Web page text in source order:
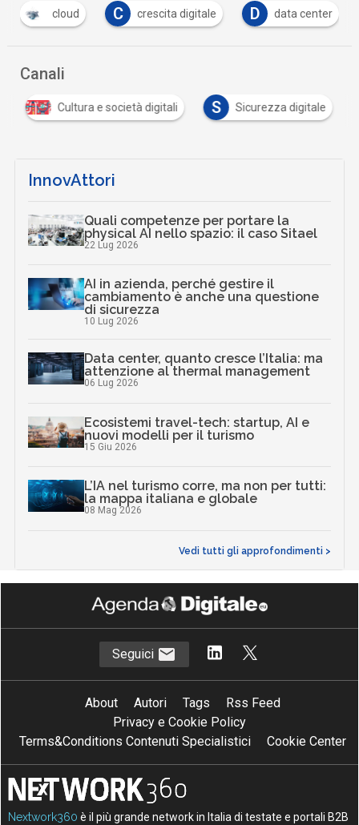
C crescita digitale D data center F
Canali
Cultura e società digitali S Sicurezza digitale
InnovAttori
Quali competenze per portare la
physical AI nello spazio: il caso Sitael
22 Lug 2026
AI in azienda, perché gestire il
cambiamento è anche una questione
di sicurezza
10 Lug 2026
Data center, quanto cresce l’Italia: ma
attenzione al thermal management
06 Lug 2026
Ecosistemi travel-tech: startup, AI e
nuovi modelli per il turismo
15 Giu 2026
L’IA nel turismo corre, ma non per tutti:
la mappa italiana e globale
08 Mag 2026
Vedi tutti gli approfondimenti >
Seguici
About Autori Tags
Rss Feed
Privacy e Cookie Policy
Terms&Conditions Contenuti Specialistici
Cookie Center
Nextwork360 è il più grande network in Italia di testate e portali B2B